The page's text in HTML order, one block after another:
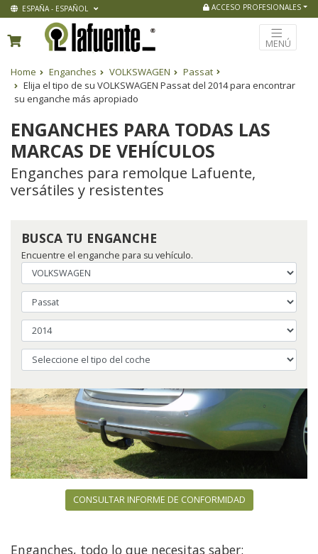
ESPAÑA - ESPAÑOL ACCESO PROFESIONALES
MENÚ
Home Enganches VOLKSWAGEN
Passat
Elija el tipo de su VOLKSWAGEN Passat del 2014 para encontrar
su enganche más apropiado
ENGANCHES PARA TODAS LAS
MARCAS DE VEHÍCULOS
Enganches para remolque Lafuente,
versátiles y resistentes
BUSCA TU ENGANCHE
Encuentre el enganche para su vehículo.
CONSULTAR INFORME DE CONFORMIDAD
Enganches, todo lo que necesitas saber: